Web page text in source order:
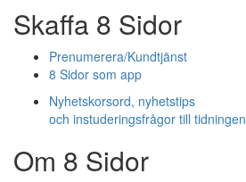
Skaffa 8 Sidor
Prenumerera/Kundtjänst
8 Sidor som app
Nyhetskorsord, nyhetstips
och instuderingsfrågor till tidningen
Om 8 Sidor